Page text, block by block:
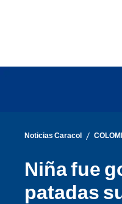
Noticias Caracol /
Niña fue
patadas